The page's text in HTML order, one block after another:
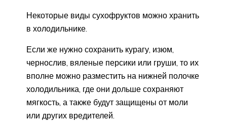
Некоторые виды сухофруктов можно хранить
в холодильнике.
Если же нужно сохранить курагу, изюм,
чернослив, вяленые персики или груши, то их
вполне можно разместить на нижней полочке
холодильника, где они дольше сохраняют
мягкость, а также будут защищены от моли
или других вредителей.